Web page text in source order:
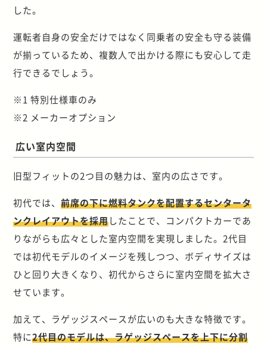
した。
運転者自身の安全だけではなく同乗者の安全も守る装備
が揃っているため、複数人で出かける際にも安心して走
行できるでしょう。
※1 特別仕様車のみ
※2 メーカーオプション
広い室内空間
旧型フィットの2つ目の魅力は、室内の広さです。
初代では、前席の下に燃料タンクを配置するセンタータ
ンクレイアウトを採用したことで、コンパクトカーであ
りながらも広々とした室内空間を実現しました。2代目
では初代モデルのイメージを残しつつ、ボディサイズは
ひと回り大きくなり、初代からさらに室内空間を拡大さ
せています。
加えて、ラゲッジスペースが広いのも大きな特徴です。
特に2代目のモデルは、ラゲッジスペースを上下に分割